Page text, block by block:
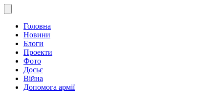
Головна
Новини
Блоги
Проекти
Фото
Досьє
Війна
Допомога армії